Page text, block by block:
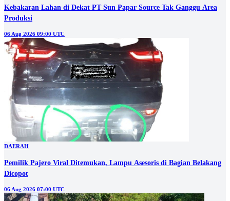
Kebakaran Lahan di Dekat PT Sun Papar Source Tak Ganggu Area
Produksi
06 Aug 2026 09:00 UTC
DAERAH
Pemilik Pajero Viral Ditemukan, Lampu Asesoris di Bagian Belakang
Dicopot
06 Aug 2026 07:00 UTC